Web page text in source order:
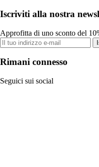
Iscriviti alla nostra
Approfitta di uno sconto del
Rimani connesso
Seguici sui social